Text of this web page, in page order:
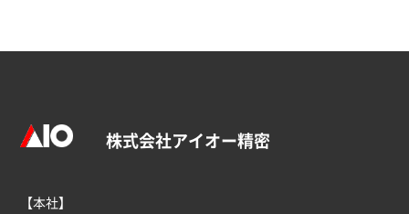
株式会社アイオー精密
【本社】